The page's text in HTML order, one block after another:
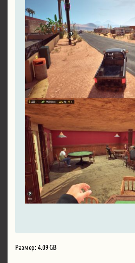
Размер: 4.09 GB